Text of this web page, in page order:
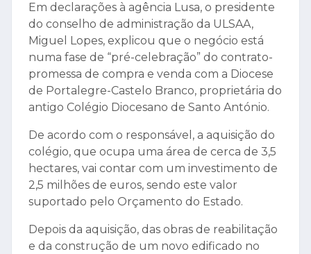
Em declarações à agência Lusa, o presidente
do conselho de administração da ULSAA,
Miguel Lopes, explicou que o negócio está
numa fase de “pré-celebração” do contrato-
promessa de compra e venda com a Diocese
de Portalegre-Castelo Branco, proprietária do
antigo Colégio Diocesano de Santo António.
De acordo com o responsável, a aquisição do
colégio, que ocupa uma área de cerca de 3,5
hectares, vai contar com um investimento de
2,5 milhões de euros, sendo este valor
suportado pelo Orçamento do Estado.
Depois da aquisição, das obras de reabilitação
e da construção de um novo edificado no